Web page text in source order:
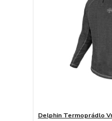
Delphin Termoprádlo